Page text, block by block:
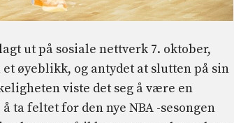
ut på sosiale nettverk 7. oktober,
øyeblikk, og antydet at slutten på sin
viste det seg å være en
feltet for den nye NBA -sesongen